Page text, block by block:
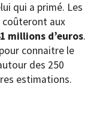
qui a primé. Les
coûteront aux
millions d’euros.
connaitre le
des 250
estimations.